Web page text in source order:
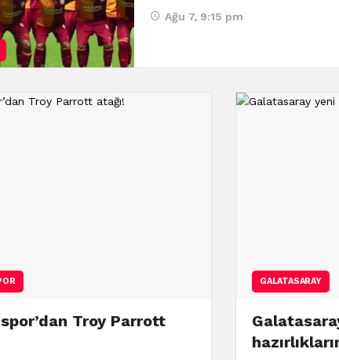
Ağu 7, 9:15 pm
Troy Parrott
GALATASARAY